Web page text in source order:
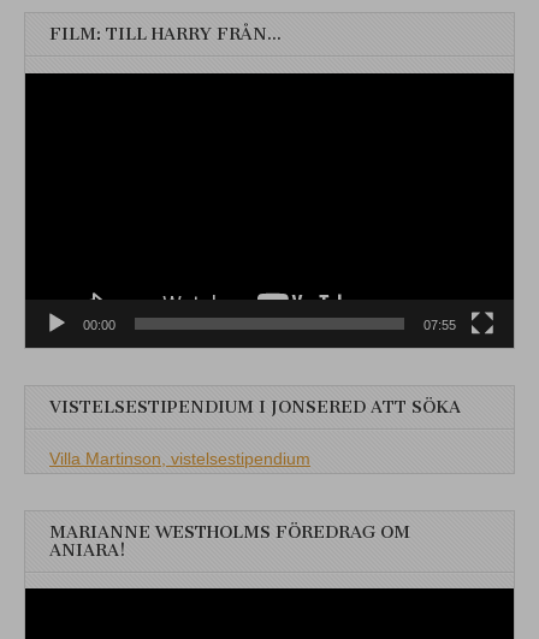
FILM: TILL HARRY FRÅN…
00:00 07:55
VISTELSESTIPENDIUM I JONSERED ATT SÖKA
Villa Martinson, vistelsestipendium
MARIANNE WESTHOLMS FÖREDRAG OM
ANIARA!